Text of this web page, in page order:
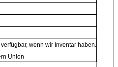
wenn wir Inventar haben.
Union